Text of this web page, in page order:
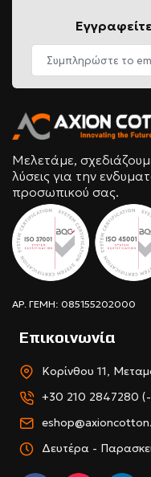
Μελετάμε,
λύσεις για την
προσωπικού σας.
ΑΡ. ΓΕΜΗ: 085155202000
Επικοινωνία
Κορίνθου 11,
+30 210 2847280
Δευτέρα -